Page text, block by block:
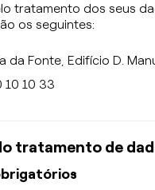
tratamento dos seus
os seguintes:
da Fonte, Edifício D.
10 33
tratamento de